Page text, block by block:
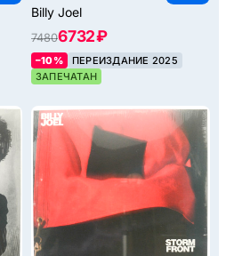
Billy Joel
74806732 ₽
–10%
ПЕРЕИЗДАНИЕ 2025
ЗАПЕЧАТАН